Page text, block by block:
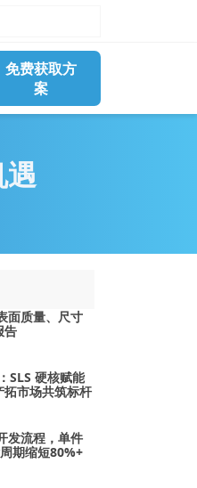
免费获取方
案
面质量、尺寸
告
SLS 硬核赋能
市场共筑标杆
发流程，单件
期缩短80%+